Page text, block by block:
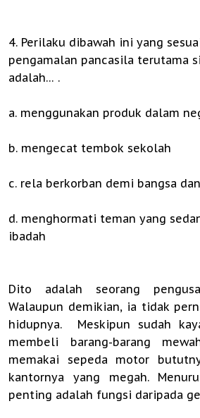
4. Perilaku dibawah ini yang
pengamalan pancasila terutama
adalah… .
a. menggunakan produk dalam
b. mengecat tembok sekolah
c. rela berkorban demi bangsa
d. menghormati teman yang
ibadah
Dito adalah seorang
Walaupun demikian, ia tidak
hidupnya. Meskipun sudah
membeli barang-barang
memakai sepeda motor
kantornya yang megah.
penting adalah fungsi daripada